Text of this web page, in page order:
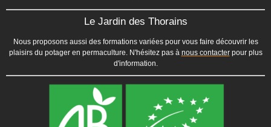
Le Jardin des Thorains
Nous proposons aussi des formations variées pour vous faire découvrir les
plaisirs du potager en permaculture. N'hésitez pas à nous contacterpour plus
d'information.